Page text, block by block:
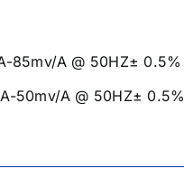
85mv/A @ 50HZ± 0.5%
50mv/A @ 50HZ± 0.5%